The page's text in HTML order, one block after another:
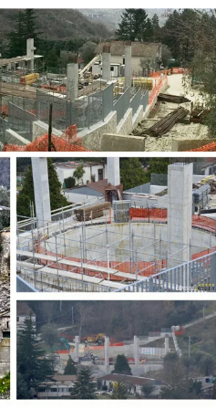
Evidenza Informazione News
Acque sempre agitate tra i
democratici di Caposele